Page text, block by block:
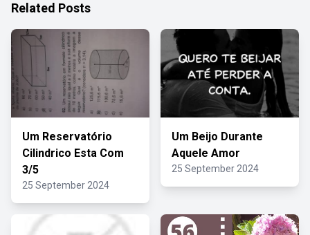
Related Posts
Um Reservatório
Cilindrico Esta Com
3/5
25 September 2024
Um Beijo Durante
Aquele Amor
25 September 2024